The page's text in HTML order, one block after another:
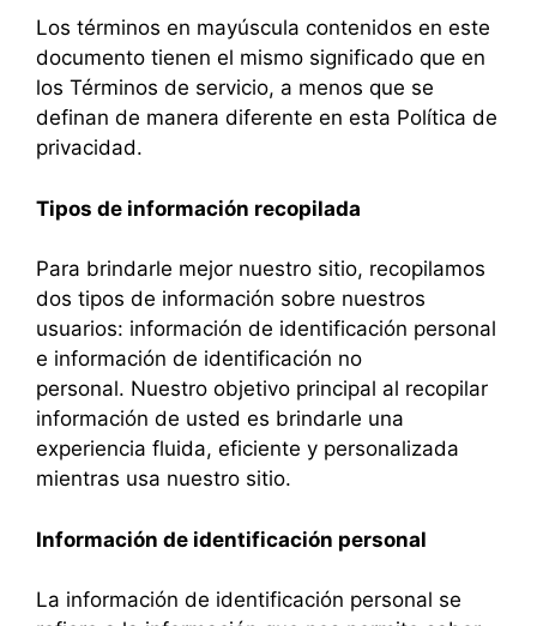
Los términos en mayúscula contenidos en este
documento tienen el mismo significado que en
los Términos de servicio, a menos que se
definan de manera diferente en esta Política de
privacidad.
Tipos de información recopilada
Para brindarle mejor nuestro sitio, recopilamos
dos tipos de información sobre nuestros
usuarios: información de identificación personal
e información de identificación no
personal. Nuestro objetivo principal al recopilar
información de usted es brindarle una
experiencia fluida, eficiente y personalizada
mientras usa nuestro sitio.
Información de identificación personal
La información de identificación personal se